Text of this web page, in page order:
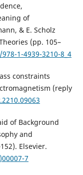
of
& E. Scholz
(pp. 105–
1-4939-3210-8_4
constraints
(reply
of Background
and
Elsevier.
7